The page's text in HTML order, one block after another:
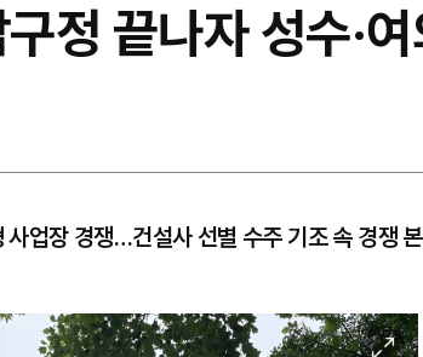
정 끝나자 성수·
사업장 경쟁…건설사 선별 수주 기조 속 경쟁
이